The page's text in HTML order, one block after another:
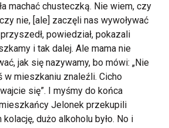
machać chusteczką. Nie wiem, czy
nie, [ale] zaczęli nas wywoływać
powiedział, pokazali
i tak dalej. Ale mama nie
jak się nazywamy, bo mówi: „Nie
w mieszkaniu znaleźli. Cicho
się”. I myśmy do końca
Jelonek przekupili
dużo alkoholu było. No i